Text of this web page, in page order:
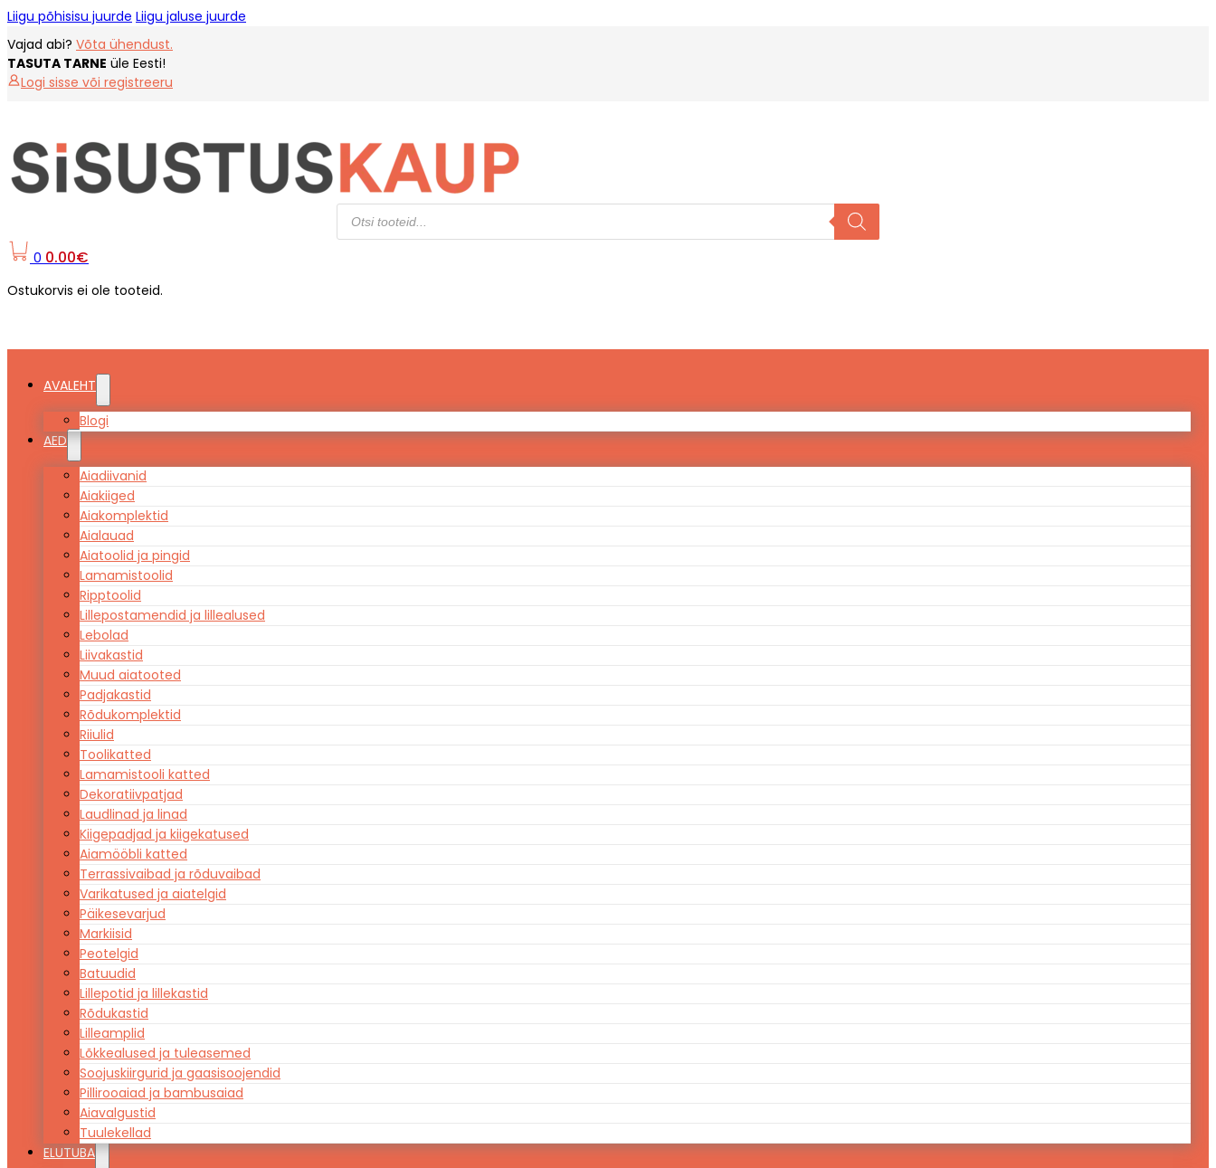
Liigu põhisisu juurde Liigu jaluse juurde
Vajad abi? Võta ühendust.
TASUTA TARNE üle Eesti!
Logi sisse või registreeru
Products
search
0 0.00€
Ostukorvis ei ole tooteid.
AVALEHT
Blogi
AED
Aiadiivanid
Aiakiiged
Aiakomplektid
Aialauad
Aiatoolid ja pingid
Lamamistoolid
Ripptoolid
Lillepostamendid ja lillealused
Lebolad
Liivakastid
Muud aiatooted
Padjakastid
Rõdukomplektid
Riiulid
Toolikatted
Lamamistooli katted
Dekoratiivpatjad
Laudlinad ja linad
Kiigepadjad ja kiigekatused
Aiamööbli katted
Terrassivaibad ja rõduvaibad
Varikatused ja aiatelgid
Päikesevarjud
Markiisid
Peotelgid
Batuudid
Lillepotid ja lillekastid
Rõdukastid
Lilleamplid
Lõkkealused ja tuleasemed
Soojuskiirgurid ja gaasisoojendid
Pillirooaiad ja bambusaiad
Aiavalgustid
Tuulekellad
ELUTUBA